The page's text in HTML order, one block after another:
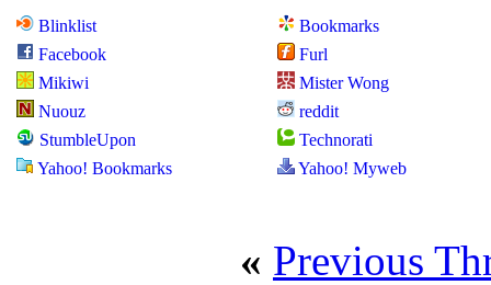
Blinklist
Bookmarks
Facebook
Furl
Mikiwi
Mister Wong
Nuouz
reddit
StumbleUpon
Technorati
Yahoo! Bookmarks
Yahoo! Myweb
« Previous